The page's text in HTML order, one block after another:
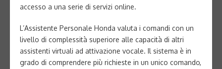
accesso a una serie di servizi online.
L’Assistente Personale Honda valuta i comandi con un
livello di complessità superiore alle capacità di altri
assistenti virtuali ad attivazione vocale. Il sistema è in
grado di comprendere più richieste in un unico comando,